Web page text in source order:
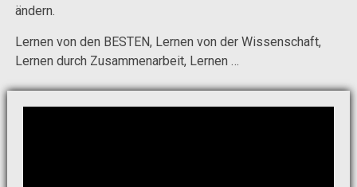
ändern.
Lernen von den BESTEN, Lernen von der Wissenschaft,
Lernen durch Zusammenarbeit, Lernen …